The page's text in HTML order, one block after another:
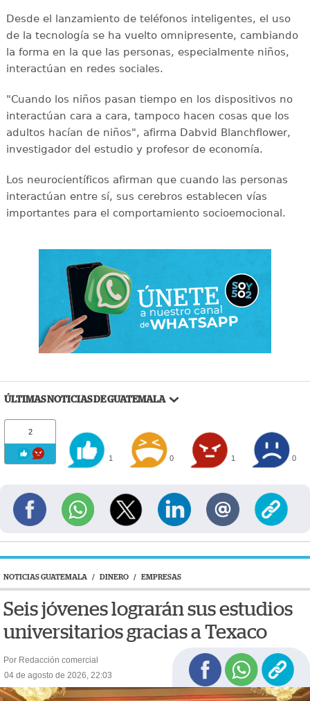
Desde el lanzamiento de teléfonos inteligentes, el uso
de la tecnología se ha vuelto omnipresente, cambiando
la forma en la que las personas, especialmente niños,
interactúan en redes sociales.
"Cuando los niños pasan tiempo en los dispositivos no
interactúan cara a cara, tampoco hacen cosas que los
adultos hacían de niños", afirma Dabvid Blanchflower,
investigador del estudio y profesor de economía.
Los neurocientíficos afirman que cuando las personas
interactúan entre sí, sus cerebros establecen vías
importantes para el comportamiento socioemocional.
ÚLTIMAS NOTICIAS DE GUATEMALA
2
1 0 1 0
NOTICIAS GUATEMALA / DINERO / EMPRESAS
Seis jóvenes lograrán sus estudios
universitarios gracias a Texaco
Por Redacción comercial
04 de agosto de 2026, 22:03